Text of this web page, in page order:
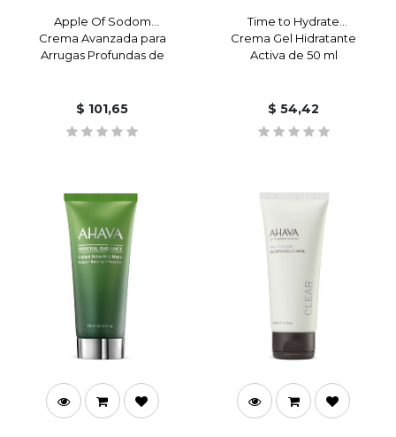
Apple Of Sodom
Crema Avanzada para
Arrugas Profundas de
$ 101,65
Time to Hydrate
Crema Gel Hidratante
Activa de 50 ml
$54,42